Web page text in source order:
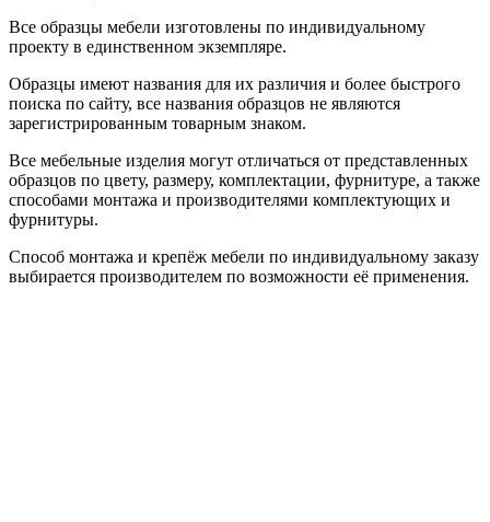
Все образцы мебели изготовлены по индивидуальному
проекту в единственном экземпляре.
Образцы имеют названия для их различия и более быстрого
поиска по сайту, все названия образцов не являются
зарегистрированным товарным знаком.
Все мебельные изделия могут отличаться от представленных
образцов по цвету, размеру, комплектации, фурнитуре, а также
способами монтажа и производителями комплектующих и
фурнитуры.
Способ монтажа и крепёж мебели по индивидуальному заказу
выбирается производителем по возможности её применения.